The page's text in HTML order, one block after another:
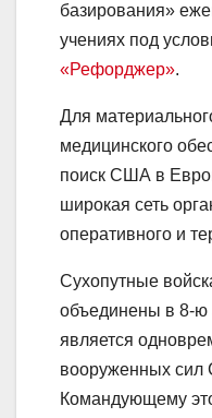
базирования»
учениях под
«Рефорджер».
Для
медицинского
поиск США в
широкая сеть
оперативного и
Сухопутные
объединены в 8-ю
является
вооруженных
Командующему